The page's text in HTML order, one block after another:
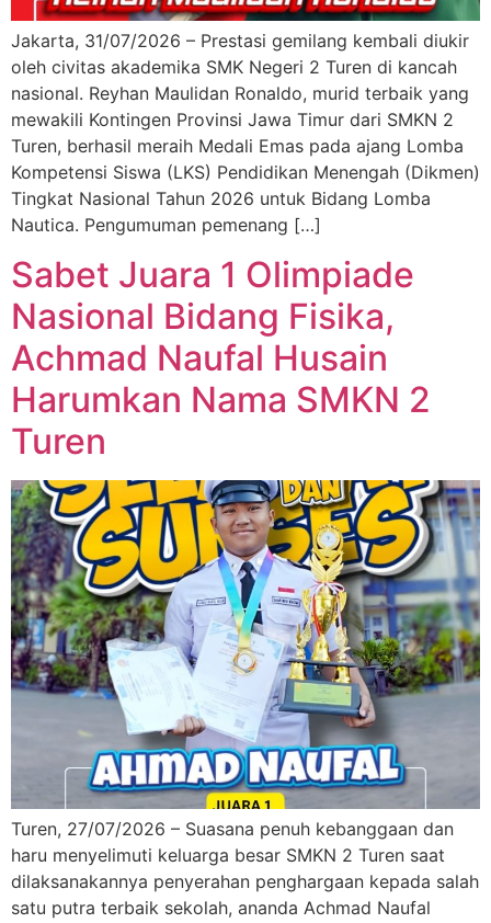
Jakarta, 31/07/2026 – Prestasi gemilang kembali diukir
oleh civitas akademika SMK Negeri 2 Turen di kancah
nasional. Reyhan Maulidan Ronaldo, murid terbaik yang
mewakili Kontingen Provinsi Jawa Timur dari SMKN 2
Turen, berhasil meraih Medali Emas pada ajang Lomba
Kompetensi Siswa (LKS) Pendidikan Menengah (Dikmen)
Tingkat Nasional Tahun 2026 untuk Bidang Lomba
Nautica. Pengumuman pemenang […]
Sabet Juara 1 Olimpiade
Nasional Bidang Fisika,
Achmad Naufal Husain
Harumkan Nama SMKN 2
Turen
Turen, 27/07/2026 – Suasana penuh kebanggaan dan
haru menyelimuti keluarga besar SMKN 2 Turen saat
dilaksanakannya penyerahan penghargaan kepada salah
satu putra terbaik sekolah, ananda Achmad Naufal